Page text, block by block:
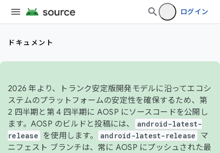
ログイン
ドキュメント
2026 年より、トランク安定版開発モデルに沿ってエコシ
ステムのプラットフォームの安定性を確保するため、第
2 四半期と第 4 四半期に AOSP にソースコードを公開し
ます。AOSP のビルドと投稿には、
android-latest-
release
を使用します。 android-latest-release
マ
ニフェスト ブランチは、常に AOSP にプッシュされた最